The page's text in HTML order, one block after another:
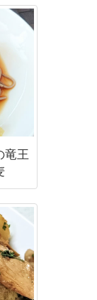
竜王